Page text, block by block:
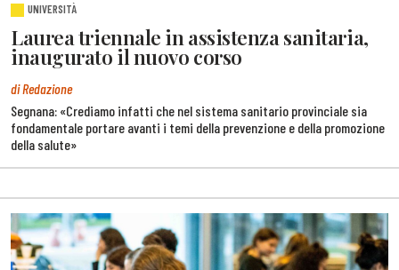
UNIVERSITÀ
Laurea triennale in assistenza sanitaria,
inaugurato il nuovo corso
di Redazione
Segnana: «Crediamo infatti che nel sistema sanitario provinciale sia
fondamentale portare avanti i temi della prevenzione e della promozione
della salute»